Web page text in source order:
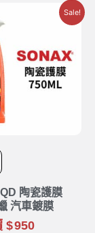
Sale!
陶瓷護膜
汽車鍍膜
950